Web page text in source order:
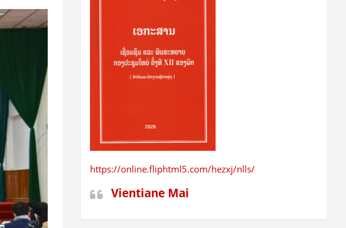
https://online.fliphtml5.com/hezxj/nlls/
Vientiane Mai